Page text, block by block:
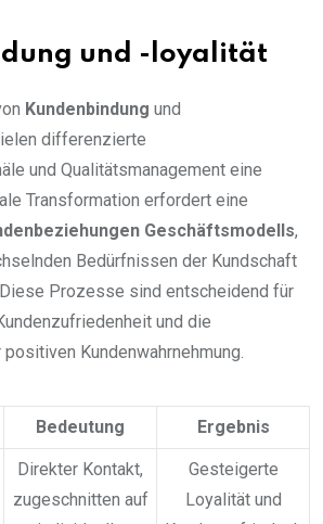
und -loyalität
Kundenbindung und
differenzierte
und Qualitätsmanagement eine
Transformation erfordert eine
Geschäftsmodells,
Bedürfnissen der Kundschaft
Prozesse sind entscheidend für
und die
Kundenwahrnehmung.
Bedeutung Ergebnis
Direkter Kontakt,
zugeschnitten auf
Gesteigerte
Loyalität und